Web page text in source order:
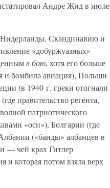
Андре Жид в июле
Скандинавию и
«добуржуазных»
в бою, хотя его больше
и бомбила авиация), Польши
(в 1940 г. греки отогнали
правительство регента,
патриотического
«оси»), Болгарии (где
(«банды» албанцев в
— чей крах Гитлер
и которая потом взяла верх